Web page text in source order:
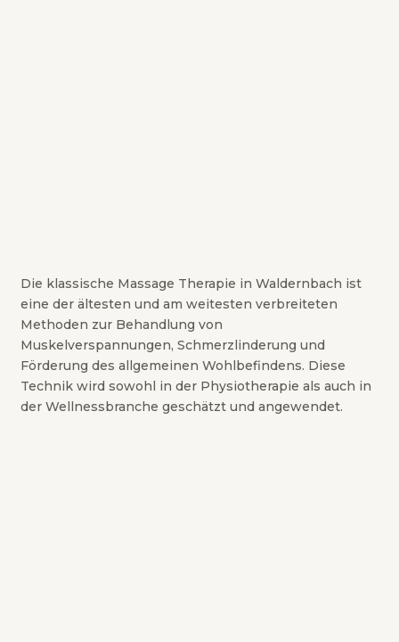
Die klassische Massage Therapie in Waldernbach ist
eine der ältesten und am weitesten verbreiteten
Methoden zur Behandlung von
Muskelverspannungen, Schmerzlinderung und
Förderung des allgemeinen Wohlbefindens. Diese
Technik wird sowohl in der Physiotherapie als auch in
der Wellnessbranche geschätzt und angewendet.